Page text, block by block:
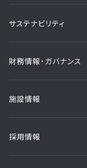
サステナビリティ
財務情報・ガバナンス
施設情報
採用情報